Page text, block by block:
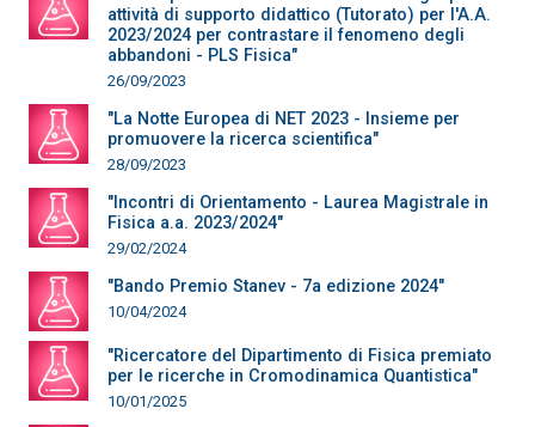
attività di supporto didattico (Tutorato) per l'A.A.
2023/2024 per contrastare il fenomeno degli
abbandoni - PLS Fisica"
26/09/2023
"La Notte Europea di NET 2023 - Insieme per
promuovere la ricerca scientifica"
28/09/2023
"Incontri di Orientamento - Laurea Magistrale in
Fisica a.a. 2023/2024"
29/02/2024
"Bando Premio Stanev - 7a edizione 2024"
10/04/2024
"Ricercatore del Dipartimento di Fisica premiato
per le ricerche in Cromodinamica Quantistica"
10/01/2025